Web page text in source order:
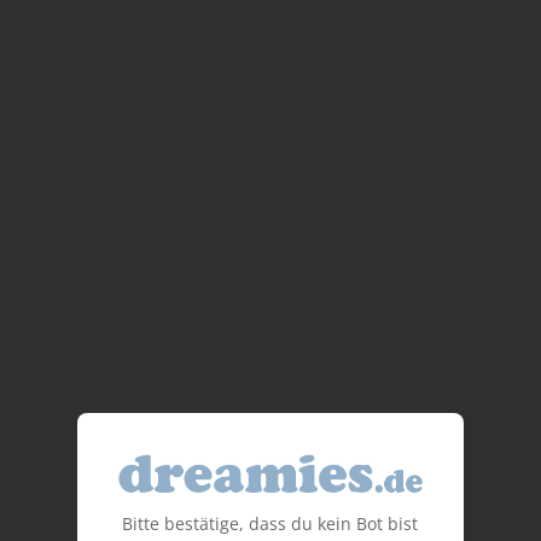
Bitte bestätige, dass du kein Bot bist